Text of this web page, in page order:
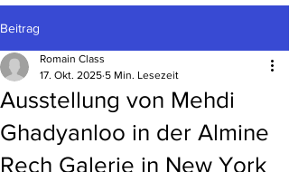
Beitrag
Ausstellung von Mehdi
Ghadyanloo in der Almine
Rech Galerie in New York
Romain Class
17. Okt. 2025 5 Min. Lesezeit